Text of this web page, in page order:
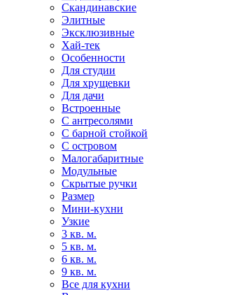
Скандинавские
Элитные
Эксклюзивные
Хай-тек
Особенности
Для студии
Для хрущевки
Для дачи
Встроенные
С антресолями
С барной стойкой
С островом
Малогабаритные
Модульные
Скрытые ручки
Размер
Мини-кухни
Узкие
3 кв. м.
5 кв. м.
6 кв. м.
9 кв. м.
Все для кухни